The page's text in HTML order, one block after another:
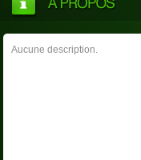
Aucune description.